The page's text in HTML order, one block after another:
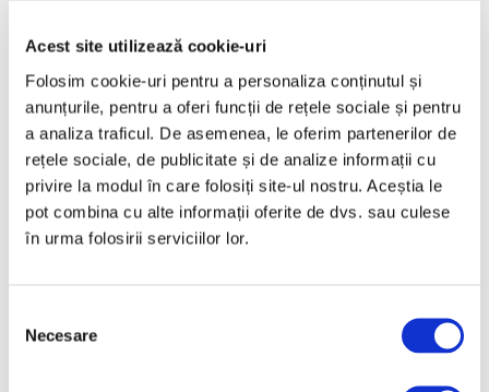
Acest site utilizează cookie-uri
Folosim cookie-uri pentru a personaliza conținutul și
anunțurile, pentru a oferi funcții de rețele sociale și pentru
a analiza traficul. De asemenea, le oferim partenerilor de
rețele sociale, de publicitate și de analize informații cu
privire la modul în care folosiți site-ul nostru. Aceștia le
pot combina cu alte informații oferite de dvs. sau culese
în urma folosirii serviciilor lor.
consimțământului
Necesare
Aprilie 2025
Martie 2025
Februarie 2025
Ianuarie 2025
Decembrie 2024
Noiembrie 2024
Octombrie 2024